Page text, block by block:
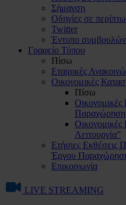
Σήμανση
Οδηγίες σε
Twitter
Έντυπο συμβουλών
Γραφείο Τύπου
Πίσω
Εταιρικές
Οικονομικές
Πίσω
Λειτουργία”
Ετήσιες Εκθέσεις
Έργου
Επικοινωνία
LIVE STREAMING